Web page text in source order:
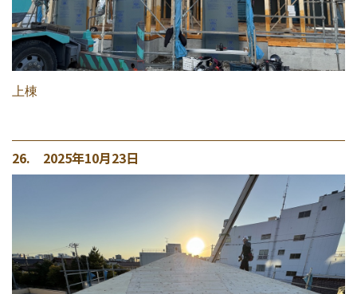
上棟
26. 2025年10月23日